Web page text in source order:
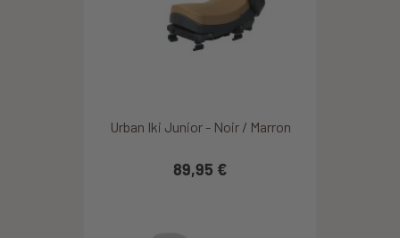
Urban Iki Junior - Noir / Marron
89,95 €